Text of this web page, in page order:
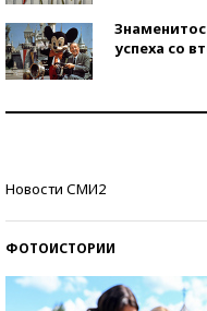
успеха со
Новости СМИ2
ФОТОИСТОРИИ